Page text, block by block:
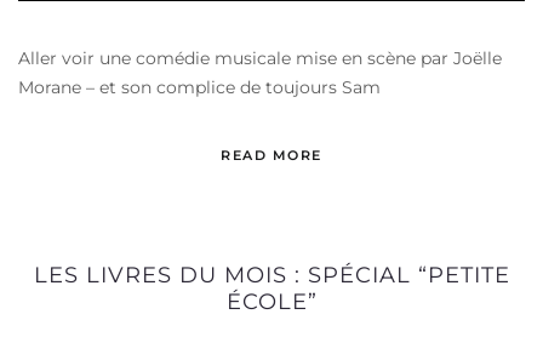
Aller voir une comédie musicale mise en scène par Joëlle
Morane – et son complice de toujours Sam
READ MORE
LES LIVRES DU MOIS : SPÉCIAL “PETITE
ÉCOLE”